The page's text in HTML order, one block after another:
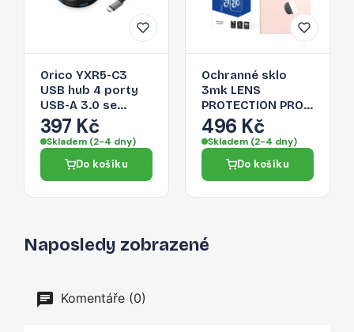
Orico YXR5-C3
USB hub 4 porty
USB-A 3.0 se
čtečkou SD a
microSD 0,3 m –
černý
397 Kč
Skladem (2-4 dny)
Do košíku
Ochranné sklo
3mk LENS
PROTECTION PRO
pro iPhone 13 mini
- stříbrná
496 Kč
Skladem (2-4 dny)
Do košíku
Naposledy zobrazené
Komentáře (0)